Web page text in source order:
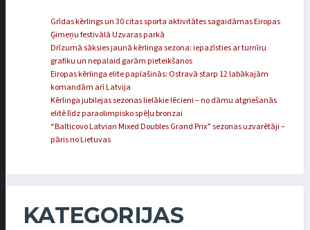
Grīdas kērlings un 30 citas sporta aktivitātes sagaidāmas Eiropas
Ģimeņu festivālā Uzvaras parkā
Drīzumā sāksies jaunā kērlinga sezona: iepazīsties ar turnīru
grafiku un nepalaid garām pieteikšanos
Eiropas kērlinga elite paplašinās: Ostravā starp 12 labākajām
komandām arī Latvija
Kērlinga jubilejas sezonas lielākie lēcieni – no dāmu atgriešanās
elitē līdz paraolimpisko spēļu bronzai
“Balticovo Latvian Mixed Doubles Grand Prix” sezonas uzvarētāji –
pāris no Lietuvas
KATEGORIJAS